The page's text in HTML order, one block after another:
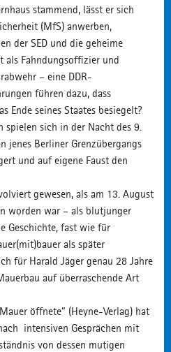
stammend, lässt er sich
(MfS) anwerben,
der SED und die geheime
als Fahndungsoffizier und
– eine DDR-
führen dazu, dass
Ende seines Staates besiegelt?
spielen sich in der Nacht des 9.
jenes Berliner Grenzübergangs
und auf eigene Faust den
gewesen, als am 13. August
worden war – als blutjunger
Geschichte, fast wie für
als später
für Harald Jäger genau 28 Jahre
auf überraschende Art
öffnete“ (Heyne-Verlag) hat
intensiven Gesprächen mit
von dessen mutigen